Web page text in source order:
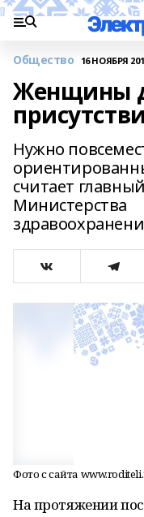
Общество 16 НОЯБРЯ
Женщины
Нужно
считает
Министерства
Фото с сайта
На протяжении